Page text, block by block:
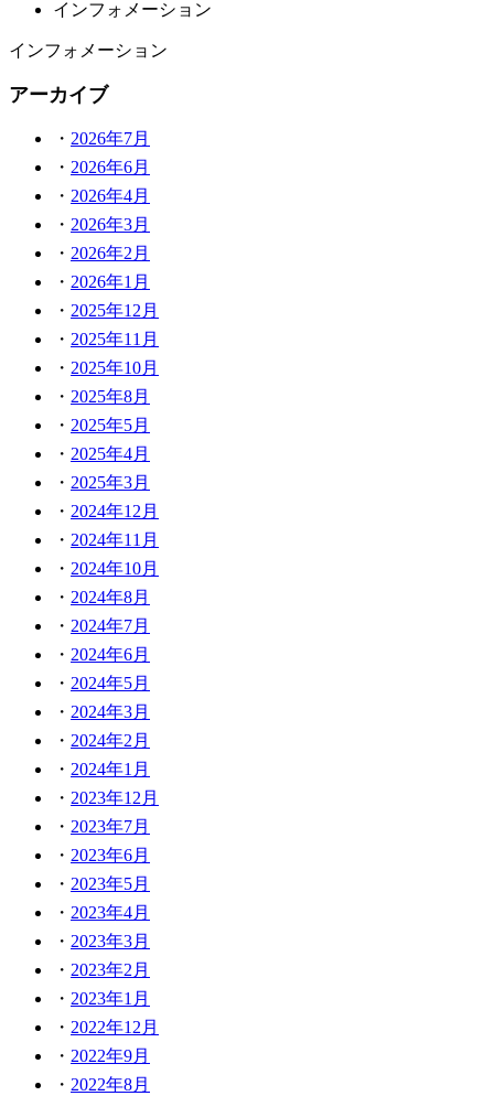
インフォメーション
インフォメーション
アーカイブ
2026年7月
2026年6月
2026年4月
2026年3月
2026年2月
2026年1月
2025年12月
2025年11月
2025年10月
2025年8月
2025年5月
2025年4月
2025年3月
2024年12月
2024年11月
2024年10月
2024年8月
2024年7月
2024年6月
2024年5月
2024年3月
2024年2月
2024年1月
2023年12月
2023年7月
2023年6月
2023年5月
2023年4月
2023年3月
2023年2月
2023年1月
2022年12月
2022年9月
2022年8月